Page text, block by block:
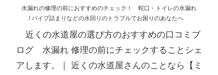
水漏れの修理の前におすすめのチェック！ 蛇口・トイレの水漏れ
/ パイプ詰まりなどの水回りのトラブルでお困りのあなたへ
近くの水道屋の選び方のおすすめの口コミブ
ログ 水漏れ 修理の前にチェックすることシェ
アします。｜ 近くの水道屋さんのことなら【ミ